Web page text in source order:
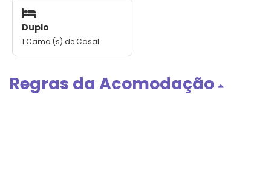
Duplo
1 Cama (s) de Casal
Regras da Acomodação